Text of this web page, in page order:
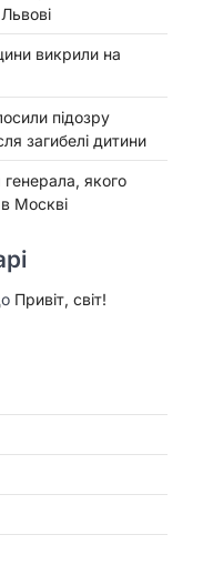
викрили на
підозру
загибелі дитини
генерала, якого
Москві
Привіт, світ!